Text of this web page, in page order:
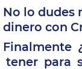
No lo dudes
dinero con
Finalmente
tener para